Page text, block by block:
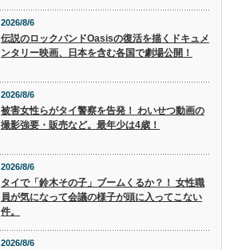
2026/8/6
伝説のロックバンドOasisの復活を描くドキュメ
ンタリー映画、日本を含む各国で劇場公開！
2026/8/6
被害女性らがタイ警察を告発！ わいせつ動画の
撮影強要・販売など。最年少は4歳！
2026/8/6
タイで「鈴木その子」ブームくるか？！ 女性職
員が気になって会議の様子が頭に入ってこない
件。
2026/8/6